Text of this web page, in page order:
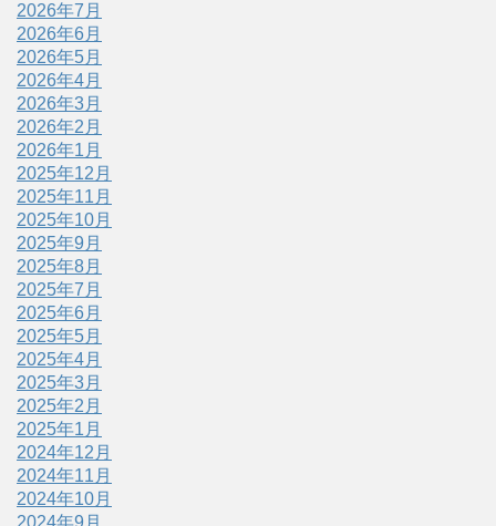
2026年7月
2026年6月
2026年5月
2026年4月
2026年3月
2026年2月
2026年1月
2025年12月
2025年11月
2025年10月
2025年9月
2025年8月
2025年7月
2025年6月
2025年5月
2025年4月
2025年3月
2025年2月
2025年1月
2024年12月
2024年11月
2024年10月
2024年9月